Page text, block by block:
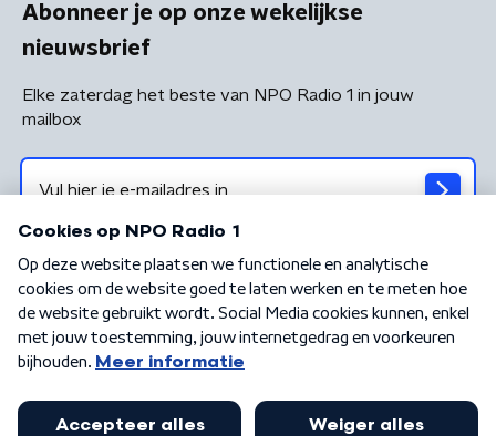
Abonneer je op onze wekelijkse
nieuwsbrief
Elke zaterdag het beste van NPO Radio 1 in jouw
mailbox
Algemene voorwaarden